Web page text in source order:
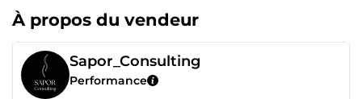
À propos du vendeur
Sapor_Consulting
Performance